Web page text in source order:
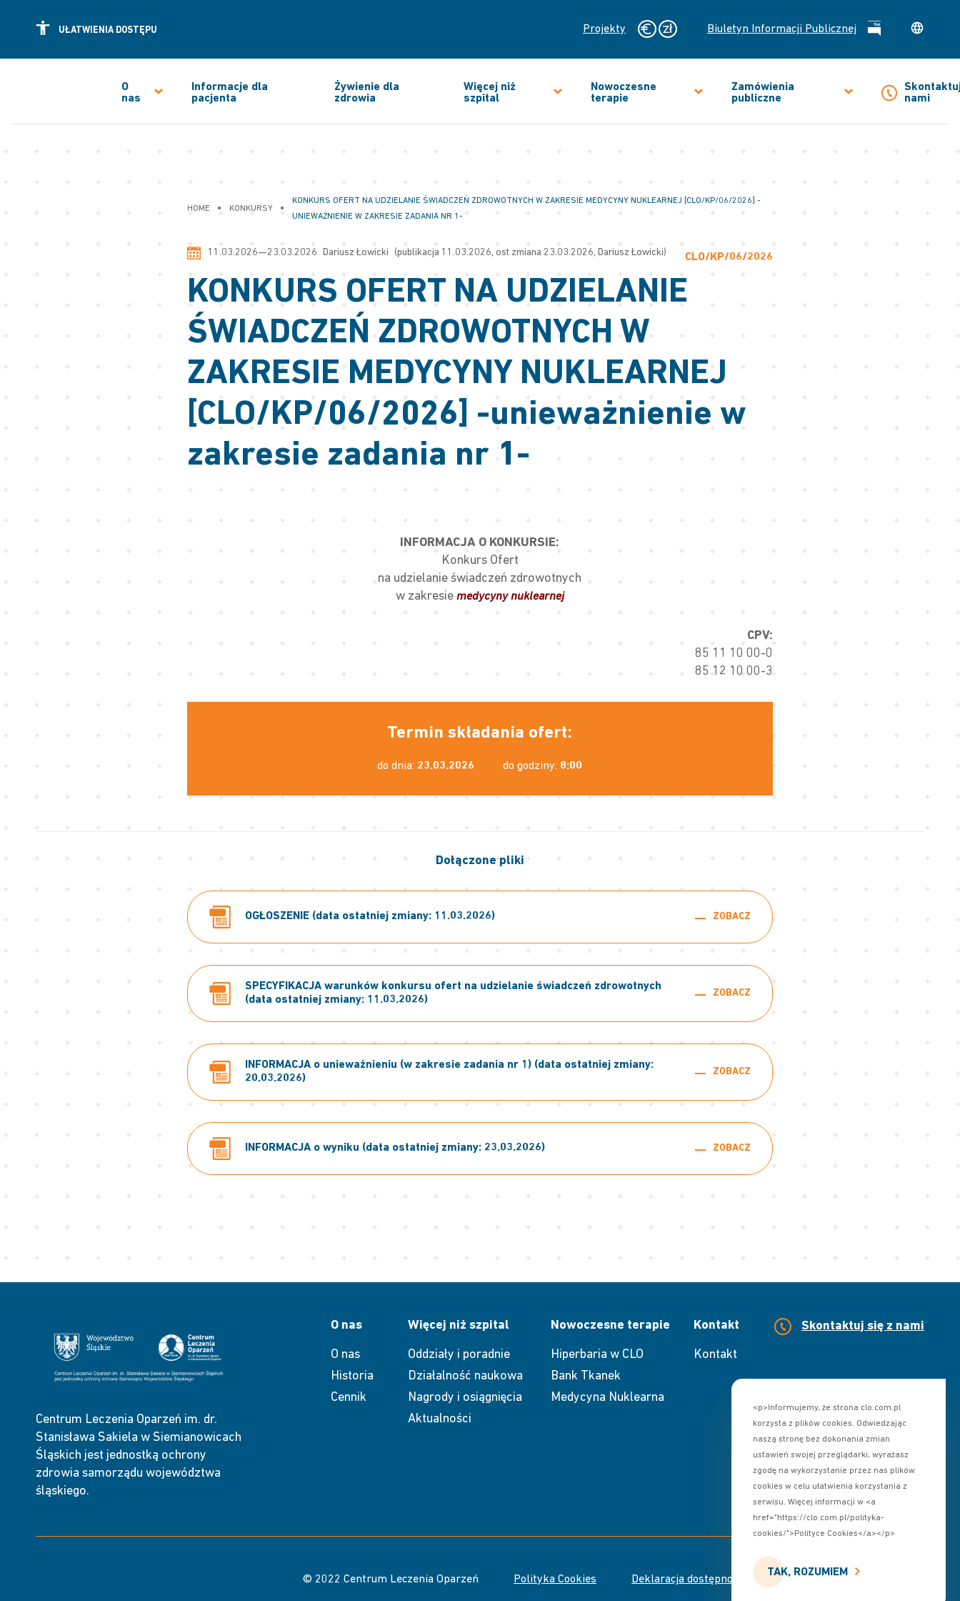
UŁATWIENIA DOSTĘPU Projekty Biuletyn Informacji Publicznej
O
nas
Informacje dla
pacjenta
Żywienie dla
zdrowia
Więcej niż
szpital
Nowoczesne
terapie
Zamówienia
publiczne
nami
Skontaktuj się z nami
HOME • KONKURSY •
KONKURS OFERT NA UDZIELANIE ŚWIADCZEŃ ZDROWOTNYCH W ZAKRESIE MEDYCYNY NUKLEARNEJ [CLO/KP/06/2026] -
UNIEWAŻNIENIE W ZAKRESIE ZADANIA NR 1-
11.03.2026—23.03.2026 Dariusz Łowicki (publikacja 11.03.2026, ost zmiana 23.03.2026, Dariusz Łowicki) CLO/KP/06/2026
KONKURS OFERT NA UDZIELANIE
ŚWIADCZEŃ ZDROWOTNYCH W
ZAKRESIE MEDYCYNY NUKLEARNEJ
[CLO/KP/06/2026] -unieważnienie w
zakresie zadania nr 1-
INFORMACJA O KONKURSIE:
Konkurs Ofert
na udzielanie świadczeń zdrowotnych
w zakresie medycyny nuklearnej
CPV:
85 11 10 00-0
85 12 10 00-3
Termin składania ofert:
do dnia: 23.03.2026 do godziny: 8:00
Dołączone pliki
OGŁOSZENIE (data ostatniej zmiany: 11.03.2026) ZOBACZ
SPECYFIKACJA warunków konkursu ofert na udzielanie świadczeń zdrowotnych
(data ostatniej zmiany: 11.03.2026)
ZOBACZ
INFORMACJA o unieważnieniu (w zakresie zadania nr 1) (data ostatniej zmiany:
20.03.2026)
ZOBACZ
INFORMACJA o wyniku (data ostatniej zmiany: 23.03.2026) ZOBACZ
Centrum Leczenia Oparzeń im. dr.
Stanisława Sakiela w Siemianowicach
Śląskich jest jednostką ochrony
zdrowia samorządu województwa
śląskiego.
O nas
O nas
Historia
Cennik
Więcej niż szpital
Oddziały i poradnie
Działalność naukowa
Nagrody i osiągnięcia
Aktualności
Nowoczesne terapie
Hiperbaria w CLO
Bank Tkanek
Medycyna Nuklearna
Kontakt
Kontakt
Skontaktuj się z nami
© 2022 Centrum Leczenia Oparzeń Polityka Cookies Deklaracja dostępności Designed by
<p>Informujemy, że strona clo.com.pl
korzysta z plików cookies. Odwiedzając
naszą stronę bez dokonania zmian
ustawień swojej przeglądarki, wyrażasz
zgodę na wykorzystanie przez nas plików
cookies w celu ułatwienia korzystania z
serwisu. Więcej informacji w <a
href="https://clo.com.pl/polityka-
cookies/">Polityce Cookies</a></p>
TAK, ROZUMIEM